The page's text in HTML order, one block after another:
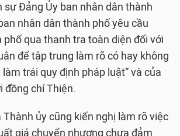
sự Đảng Ủy ban nhân dân thành
nhân dân thành phố yêu cầu
qua thanh tra toàn diện đối với
để tập trung làm rõ có hay không
làm trái quy định pháp luật” và của
đồng chí Thiện.
Thành ủy cũng kiến nghị làm rõ việc
giá chuyển nhượng chưa đảm